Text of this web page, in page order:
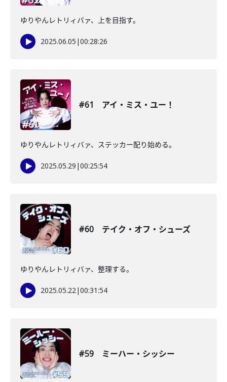
ゆりやんレトリィバァ、上を目指す。
2025.06.05 |00:28:26
#61 アイ・ミス・ユー！
ゆりやんレトリィバァ、ステッカー配り始める。
2025.05.29 |00:25:54
#60 テイク・オフ・シューズ
ゆりやんレトリィバァ、整理する。
2025.05.22|00:31:54
#59 ミーハー・シッシー